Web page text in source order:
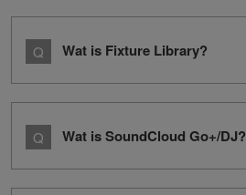
Wat is Fixture Library?
Wat is SoundCloud Go+/DJ?